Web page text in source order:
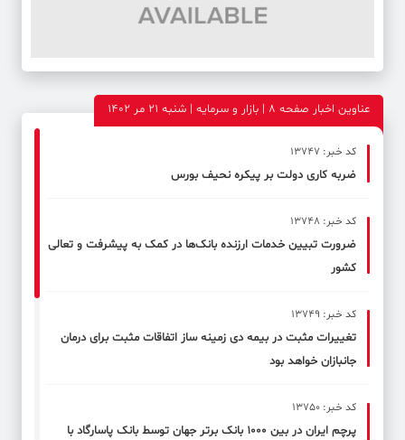
عناوین اخبار صفحه ۸ | بازار و سرمایه | شنبه 21 مر 1402
کد خبر: 13747
ضربه کاری دولت بر پیکره نحیف بورس
کد خبر: 13748
ضرورت تبیین خدمات ارزنده بانک‌ها در کمک به پیشرفت و تعالی
کشور
کد خبر: 13749
تغییرات مثبت در بیمه دی زمینه ساز اتفاقات مثبت برای درمان
جانبازان خواهد بود
کد خبر: 13750
پرچم ایران در بین 1000 بانک برتر جهان توسط بانک پاسارگاد با